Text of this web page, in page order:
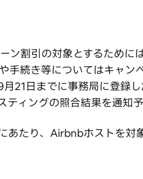
ン割引の対象とするため
手続き等についてはキャン
21日までに事務局に登録
ィングの照合結果を通知予
あたり、Airbnbホストを対